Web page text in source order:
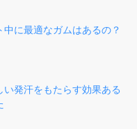
に最適なガムはあるの？
発汗をもたらす効果ある